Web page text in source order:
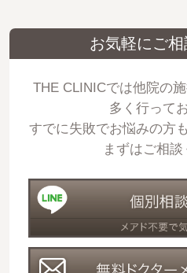
お気軽にご
THE CLINICでは他院の
多く行って
すでに失敗でお悩みの方
まずはご相談